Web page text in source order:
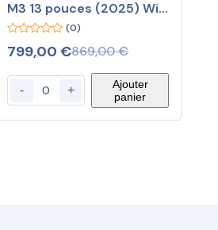
M3 13 pouces (2025) Wi-
Fi 256 Go Bleu
out
5
(0)
869,00€
799,00€
- +
Ajouter
panier